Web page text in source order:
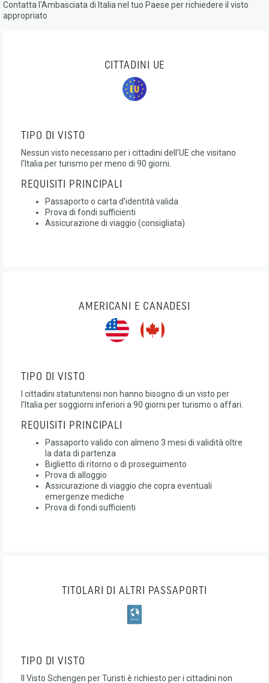
Contatta l'Ambasciata di Italia nel tuo Paese per richiedere il visto
appropriato
CITTADINI UE
TIPO DI VISTO
Nessun visto necessario per i cittadini dell'UE che visitano
l'Italia per turismo per meno di 90 giorni.
REQUISITI PRINCIPALI
Passaporto o carta d'identità valida
Prova di fondi sufficienti
Assicurazione di viaggio (consigliata)
AMERICANI E CANADESI
TIPO DI VISTO
I cittadini statunitensi non hanno bisogno di un visto per
l'Italia per soggiorni inferiori a 90 giorni per turismo o affari.
REQUISITI PRINCIPALI
Passaporto valido con almeno 3 mesi di validità oltre
la data di partenza
Biglietto di ritorno o di proseguimento
Prova di alloggio
Assicurazione di viaggio che copra eventuali
emergenze mediche
Prova di fondi sufficienti
TITOLARI DI ALTRI PASSAPORTI
TIPO DI VISTO
Il Visto Schengen per Turisti è richiesto per i cittadini non